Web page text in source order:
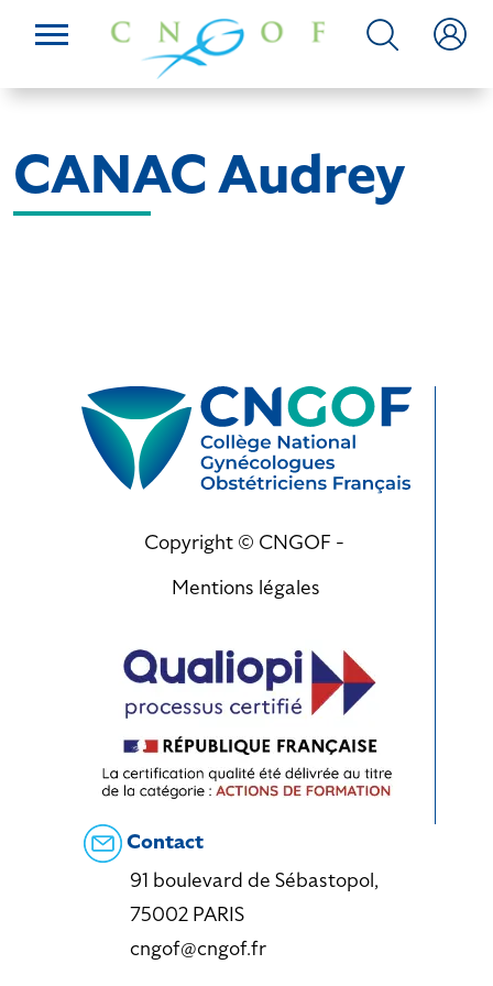
CANAC Audrey
Copyright © CNGOF -
Mentions légales
Contact
91 boulevard de Sébastopol,
75002 PARIS
cngof@cngof.fr